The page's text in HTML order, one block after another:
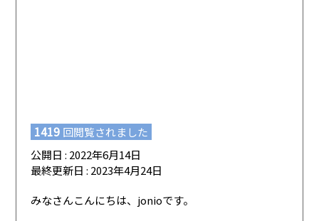
1419 回閲覧されました
公開日 : 2022年6月14日
最終更新日 : 2023年4月24日
みなさんこんにちは、jonioです。